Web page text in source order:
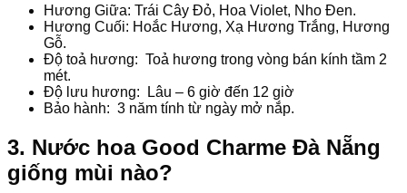
Hương Giữa: Trái Cây Đỏ, Hoa Violet, Nho Đen.
Hương Cuối: Hoắc Hương, Xạ Hương Trắng, Hương
Gỗ.
Độ toả hương: Toả hương trong vòng bán kính tầm 2
mét.
Độ lưu hương: Lâu – 6 giờ đến 12 giờ
Bảo hành: 3 năm tính từ ngày mở nắp.
3. Nước hoa Good Charme Đà Nẵng
giống mùi nào?